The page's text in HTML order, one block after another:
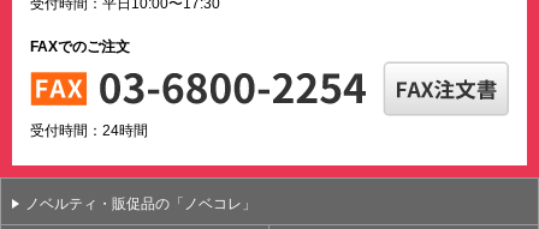
FAXでのご注文
受付時間：24時間
ノベルティ・販促品の「ノベコレ」